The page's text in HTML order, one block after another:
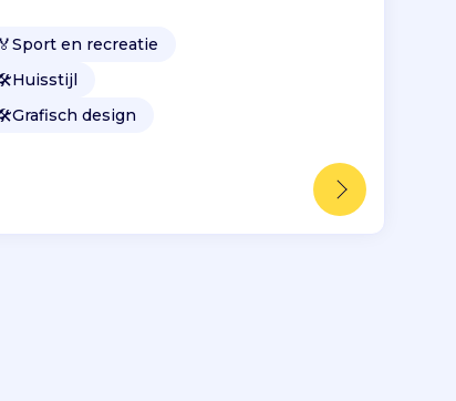
🏅Sport en recreatie
Huisstijl
Grafisch design